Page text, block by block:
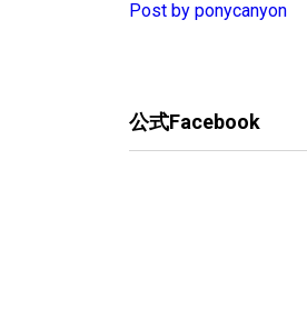
Post by ponycanyon
公式Facebook